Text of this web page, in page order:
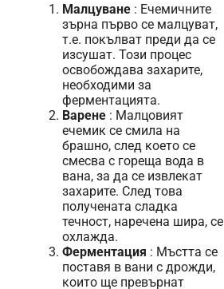
Малцуване : Ечемичните
зърна първо се малцуват,
т.е. покълват преди да се
изсушат. Този процес
освобождава захарите,
необходими за
ферментацията.
Варене : Малцовият
ечемик се смила на
брашно, след което се
смесва с гореща вода в
вана, за да се извлекат
захарите. След това
получената сладка
течност, наречена шира, се
охлажда.
Ферментация : Мъстта се
поставя в вани с дрожди,
които ще превърнат